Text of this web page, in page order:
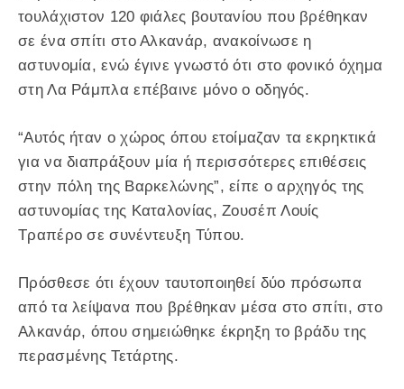
τουλάχιστον 120 φιάλες βουτανίου που βρέθηκαν
σε ένα σπίτι στο Αλκανάρ, ανακοίνωσε η
αστυνομία, ενώ έγινε γνωστό ότι στο φονικό όχημα
στη Λα Ράμπλα επέβαινε μόνο ο οδηγός.
“Αυτός ήταν ο χώρος όπου ετοίμαζαν τα εκρηκτικά
για να διαπράξουν μία ή περισσότερες επιθέσεις
στην πόλη της Βαρκελώνης”, είπε ο αρχηγός της
αστυνομίας της Καταλονίας, Ζουσέπ Λουίς
Τραπέρο σε συνέντευξη Τύπου.
Πρόσθεσε ότι έχουν ταυτοποιηθεί δύο πρόσωπα
από τα λείψανα που βρέθηκαν μέσα στο σπίτι, στο
Αλκανάρ, όπου σημειώθηκε έκρηξη το βράδυ της
περασμένης Τετάρτης.